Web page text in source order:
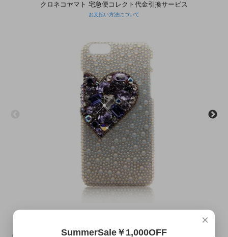
クロネコヤマト 宅急便コレクト代金引換サービス
お支払い方法について
×
SummerSale￥1,000OFF